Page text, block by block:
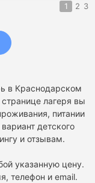
1 2 3
в Краснодарском
лагеря вы
питании
детского
и отзывам.
указанную цену.
телефон и email.